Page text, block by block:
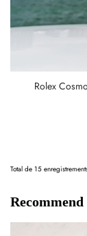
Rolex
Total de 15
Recommend